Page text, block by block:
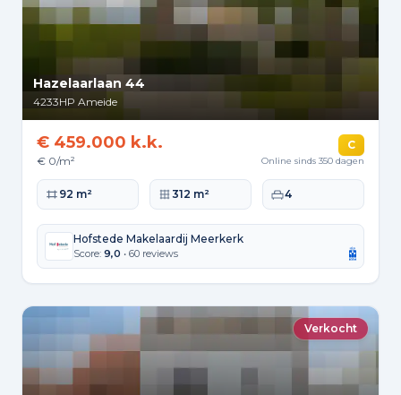
Hazelaarlaan 44
4233HP Ameide
€ 459.000 k.k.
€ 0/m²
C
Online sinds 350 dagen
Woonoppervlakte
92 m² Perceeloppervlakte
312 m² Slaapkamers
4
Hofstede Makelaardij Meerkerk
Score: 9,0 • 60 reviews
Verkocht